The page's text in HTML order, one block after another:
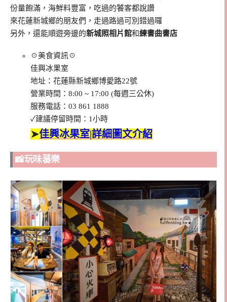
份量飽滿，海鮮料豐富，吃過的饕客都說讚
來花蓮新城鄉的朋友們，走過路過可別錯過囉
另外，還能順遊旁邊的新城照相片館和練書曲書店
☉美食資訊☉
佳興冰果室
地址：花蓮縣新城鄉博愛路22號
營業時間：8:00 ~ 17:00 (每週三公休)
服務電話：03 861 1888
✓建議停留時間：1小時
➤佳興冰果室|詳細圖文介紹
📸玩味蕃樂